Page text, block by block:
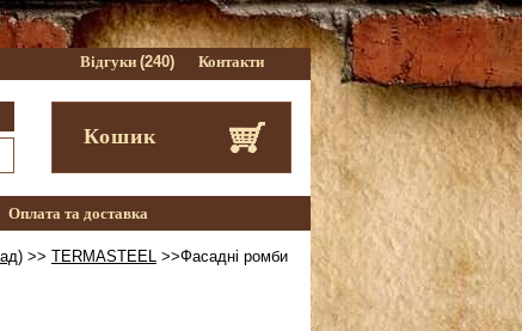
Відгуки (240) Контакти
Кошик
Оплата та доставка
>> TERMASTEEL >>Фасадні ромби